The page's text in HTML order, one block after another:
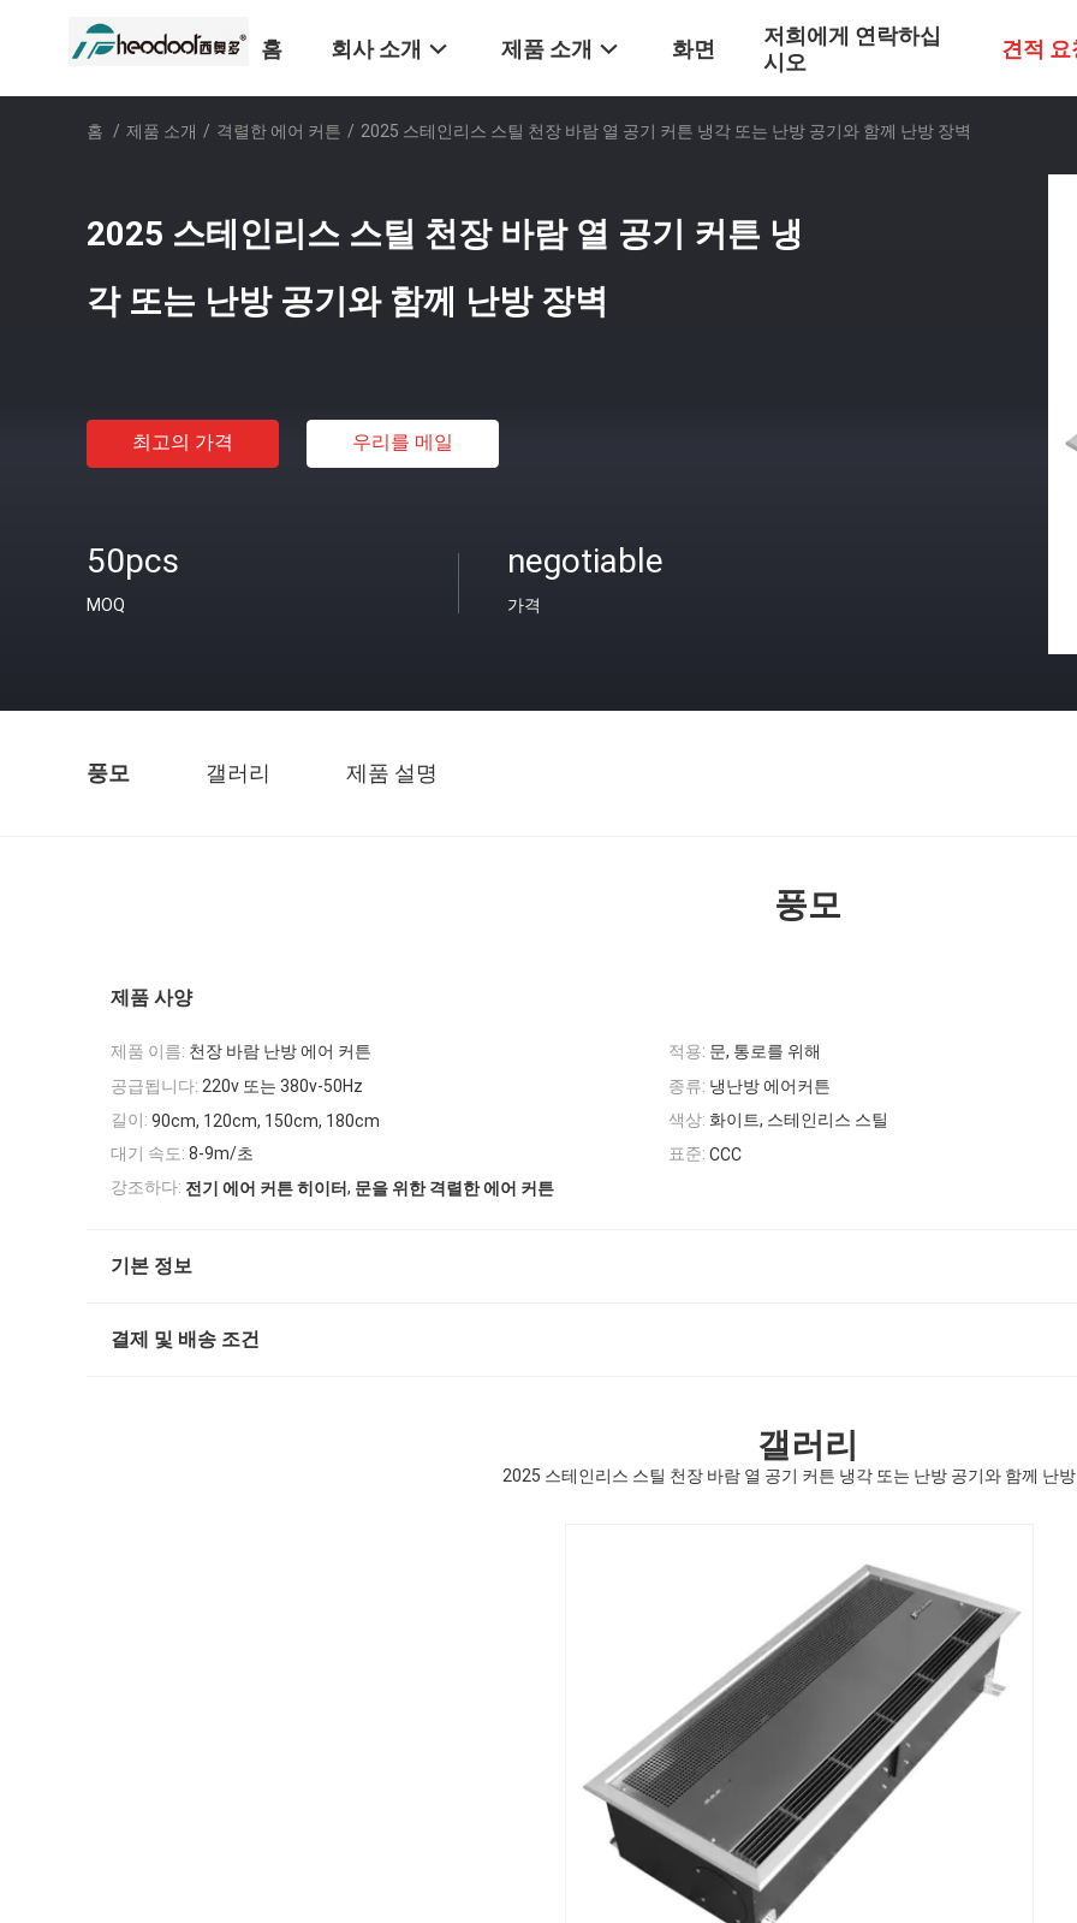
홈 회사 소개 제품 소개 화면
저희에게 연락하십
시오
견적 요
홈 / 제품 소개 / 격렬한 에어 커튼 / 2025 스테인리스 스틸 천장 바람 열 공기 커튼 냉각 또는 난방 공기와 함께 난방 장벽
2025 스테인리스 스틸 천장 바람 열 공기 커튼 냉
각 또는 난방 공기와 함께 난방 장벽
최고의 가격 우리를 메일
50pcs
MOQ
negotiable
가격
풍모 갤러리 제품 설명
풍모
제품 사양
제품 이름: 천장 바람 난방 에어 커튼 적용: 문, 통로를 위해
공급됩니다: 220v 또는 380v-50Hz 종류: 냉난방 에어커튼
길이: 90cm, 120cm, 150cm, 180cm 색상: 화이트, 스테인리스 스틸
대기 속도: 8-9m/초 표준: CCC
강조하다: 전기 에어 커튼 히이터, 문을 위한 격렬한 에어 커튼
기본 정보
결제 및 배송 조건
갤러리
2025 스테인리스 스틸 천장 바람 열 공기 커튼 냉각 또는 난방 공기와 함께 난